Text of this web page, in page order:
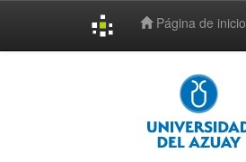
Página de inicio